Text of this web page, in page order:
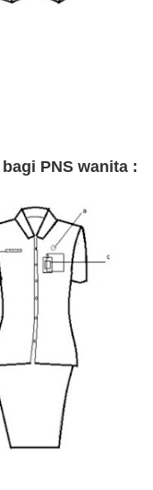
PNS wanita :